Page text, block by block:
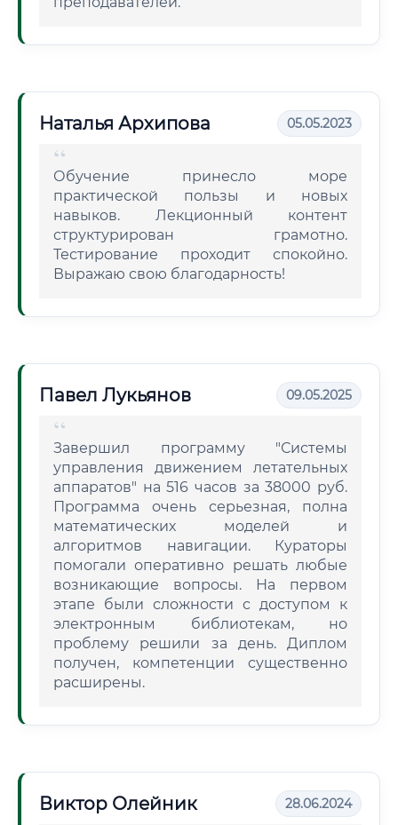
Наталья Архипова 05.05.2023
Обучение принесло море
практической пользы и новых
навыков. Лекционный контент
структурирован грамотно.
Тестирование проходит спокойно.
Выражаю свою благодарность!
Павел Лукьянов 09.05.2025
Завершил программу "Системы
управления движением летательных
аппаратов" на 516 часов за 38000 руб.
Программа очень серьезная, полна
математических моделей и
алгоритмов навигации. Кураторы
помогали оперативно решать любые
возникающие вопросы. На первом
этапе были сложности с доступом к
электронным библиотекам, но
проблему решили за день. Диплом
получен, компетенции существенно
расширены.
Виктор Олейник 28.06.2024